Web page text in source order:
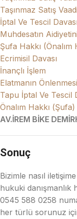
Taşınmaz Satış
İptal Ve Tescil Davası
Muhdesatın
Şufa Hakkı (Önalım
Ecrimisil Davası
İnançlı İşlem
Elatmanın
Tapu İptal Ve Tescil
Önalım Hakkı (Şufa)
AV.İREM BİKE
Sonuç
Bizimle nasıl
hukuki danışmanlık
0545 588 0258
her türlü sorunuz